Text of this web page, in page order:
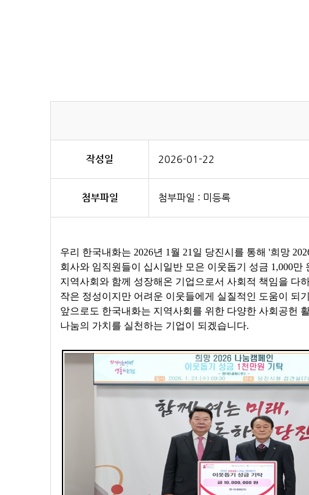
작성일 2026-01-22
첨부파일 첨부파일 : 미등록
우리 한국내화는 2026년 1월 21일 당진시를 통해 '희망
회사와 임직원들이 십시일반 모은 이웃돕기 성금 1,000만
지역사회와 함께 성장해온 기업으로서 사회적 책임을 다
작은 정성이지만 어려운 이웃들에게 실질적인 도움이 되
앞으로도 한국내화는 지역사회를 위한 다양한 사회공헌
나눔의 가치를 실천하는 기업이 되겠습니다.